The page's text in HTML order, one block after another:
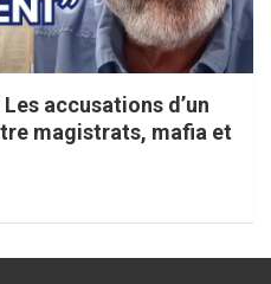
accusations d’un
magistrats, mafia et